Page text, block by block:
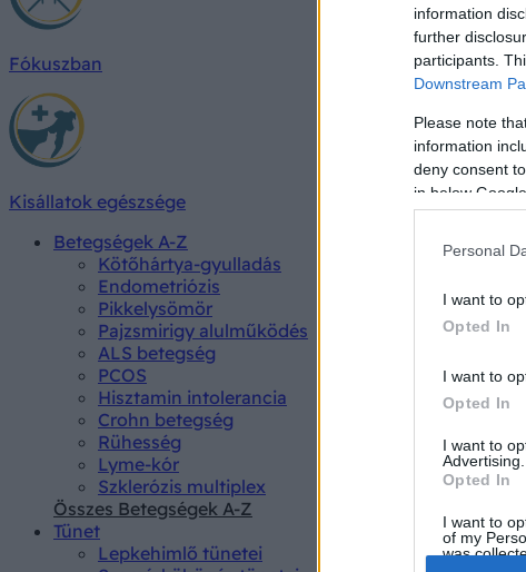
information
further
participants.
Downstream
Please note
information
deny consent
in below
Personal
I want to
Opted In
I want to
Opted In
I want to
Advertising.
Opted In
I want to
of my
was
Fókuszban
Kisállatok egészsége
Betegségek A-Z
Kötőhártya-gyulladás
Endometriózis
Pikkelysömör
Pajzsmirigy alulműködés
ALS betegség
PCOS
Hisztamin intolerancia
Crohn betegség
Rühesség
Lyme-kór
Szklerózis multiplex
Összes Betegségek A-Z
Tünet
Lepkehimlő tünetei